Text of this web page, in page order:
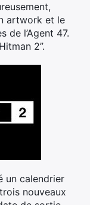
artwork et le
de l’Agent 47.
2”.
un calendrier
nouveaux